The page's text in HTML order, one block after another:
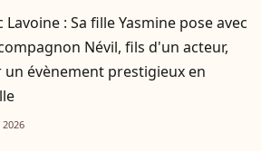
Lavoine : Sa fille Yasmine pose avec
Névil, fils d'un acteur,
un évènement prestigieux en